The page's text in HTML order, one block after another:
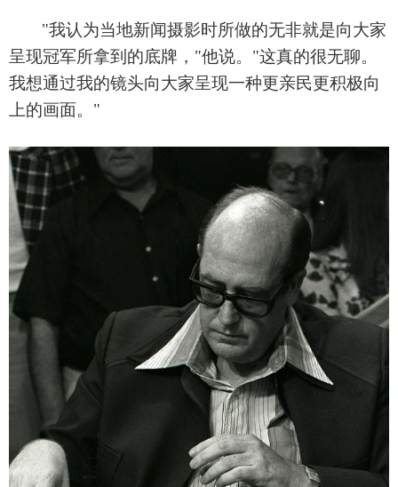
"我认为当地新闻摄影时所做的无非就是向大家
呈现冠军所拿到的底牌，"他说。"这真的很无聊。
我想通过我的镜头向大家呈现一种更亲民更积极向
上的画面。"